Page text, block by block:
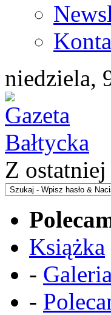
niedziela,
Z
Książka
-
-